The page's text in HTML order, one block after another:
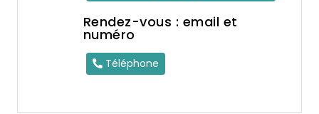
Rendez-vous : email et
numéro
Téléphone